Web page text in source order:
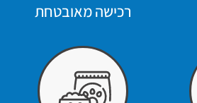
רכישה מאובטחת